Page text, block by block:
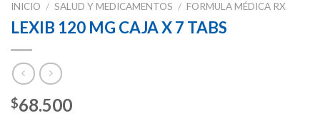
INICIO / SALUD Y MEDICAMENTOS / FORMULA MÉDICA RX
LEXIB 120 MG CAJA X 7 TABS
$68.500